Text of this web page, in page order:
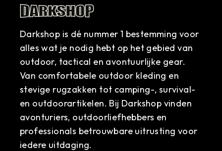
Darkshop is dé nummer 1 bestemming voor
alles wat je nodig hebt op het gebied van
outdoor, tactical en avontuurlijke gear.
Van comfortabele outdoor kleding en
stevige rugzakken tot camping-, survival-
en outdoorartikelen. Bij Darkshop vinden
avonturiers, outdoorliefhebbers en
professionals betrouwbare uitrusting voor
iedere uitdaging.